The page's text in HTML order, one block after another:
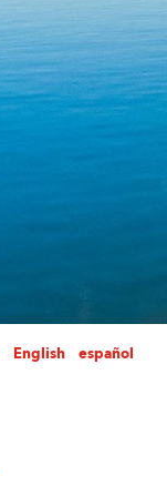
English español